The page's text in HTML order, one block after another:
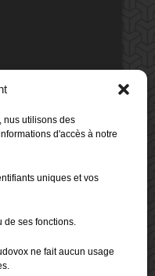
nus utilisons des
d'accès à notre
uniques et vos
de ses fonctions.
ne fait aucun usage